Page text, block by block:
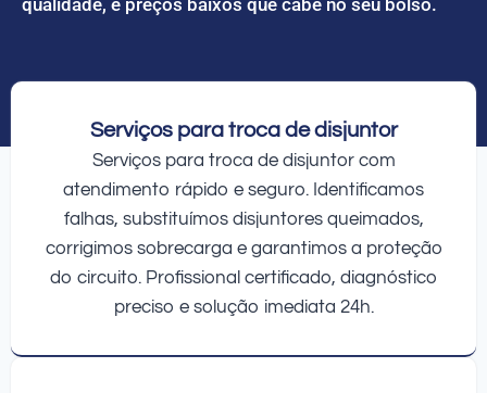
Serviços para troca de disjuntor
Serviços para troca de disjuntor com
atendimento rápido e seguro. Identificamos
falhas, substituímos disjuntores queimados,
corrigimos sobrecarga e garantimos a proteção
do circuito. Profissional certificado, diagnóstico
preciso e solução imediata 24h.